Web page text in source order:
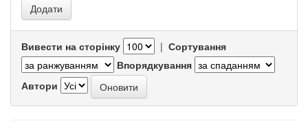
Вивести на сторінку | Сортування
Впорядкування
Автори